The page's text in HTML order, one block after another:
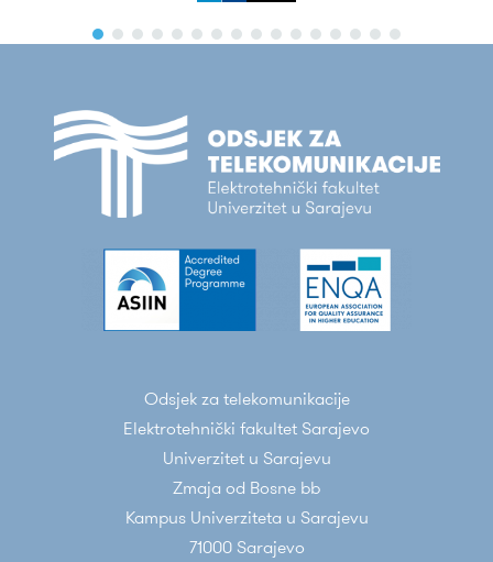
Odsjek za telekomunikacije
Elektrotehnički fakultet Sarajevo
Univerzitet u Sarajevu
Zmaja od Bosne bb
Kampus Univerziteta u Sarajevu
71000 Sarajevo